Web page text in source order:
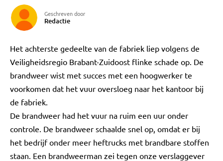
Geschreven door
Redactie
Het achterste gedeelte van de fabriek liep volgens de
Veiligheidsregio Brabant-Zuidoost flinke schade op. De
brandweer wist met succes met een hoogwerker te
voorkomen dat het vuur oversloeg naar het kantoor bij
de fabriek.
De brandweer had het vuur na ruim een uur onder
controle. De brandweer schaalde snel op, omdat er bij
het bedrijf onder meer heftrucks met brandbare stoffen
staan. Een brandweerman zei tegen onze verslaggever